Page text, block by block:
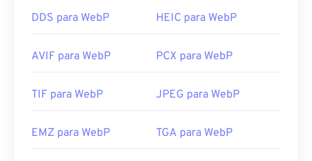
ferramentas de SVG para JPG ou SVG para PNG
Desenvolvido por:
World Wide Web Consortium
Lançamento inicial:
4 de setembro de 2001
WebP
Use nossoSeletor de Corespara escolher cores de
DDS para WebP HEIC para WebP
AVIF para WebP PCX para WebP
TIF para WebP JPEG para WebP
EMZ para WebP TGA para WebP